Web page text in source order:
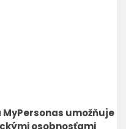
umožňuje
osobnosťami